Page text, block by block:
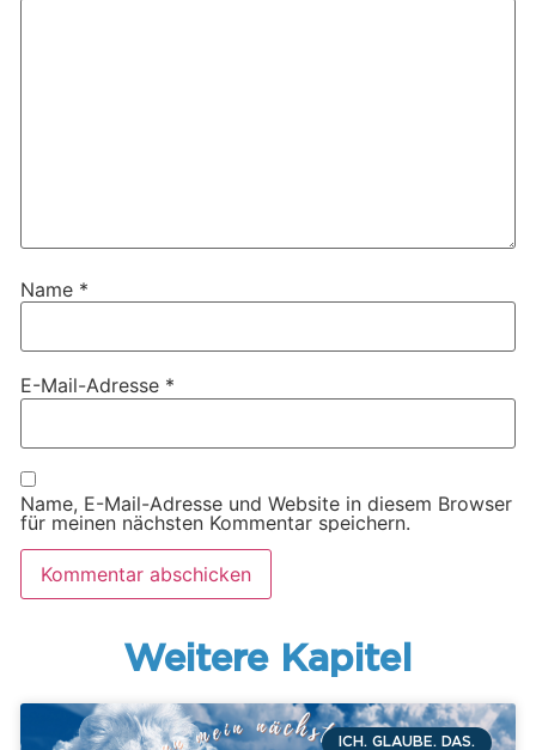
Name *
E-Mail-Adresse *
Name, E-Mail-Adresse und Website in diesem Browser
für meinen nächsten Kommentar speichern.
Weitere Kapitel
ICH. GLAUBE. DAS.